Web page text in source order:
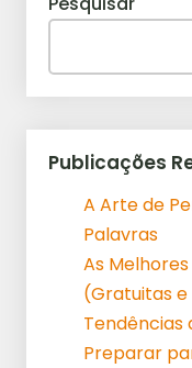
Publicações
A Arte de
Palavras
As
(Gratuitas e
Tendências
Preparar